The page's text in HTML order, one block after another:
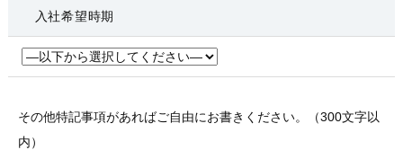
入社希望時期
その他特記事項があればご自由にお書きください。（300文字以
内）